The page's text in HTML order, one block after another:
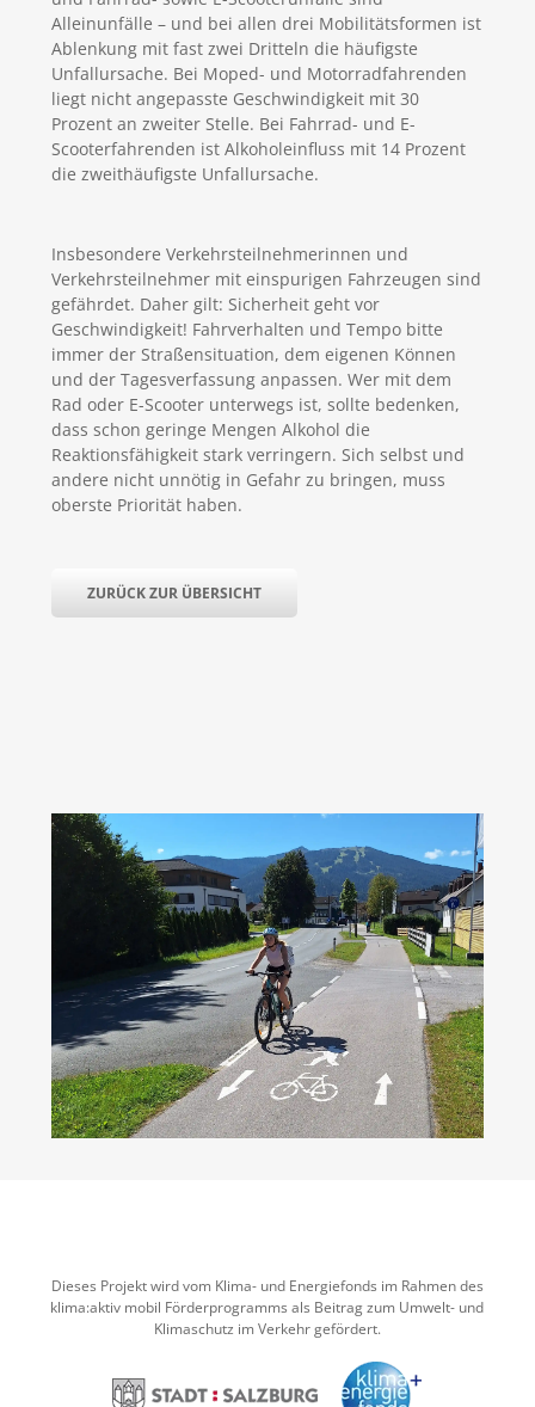
Alleinunfälle – und bei allen drei Mobilitätsformen ist
Ablenkung mit fast zwei Dritteln die häufigste
Unfallursache. Bei Moped- und Motorradfahrenden
liegt nicht angepasste Geschwindigkeit mit 30
Prozent an zweiter Stelle. Bei Fahrrad- und E-
Scooterfahrenden ist Alkoholeinfluss mit 14 Prozent
die zweithäufigste Unfallursache.
Insbesondere Verkehrsteilnehmerinnen und
Verkehrsteilnehmer mit einspurigen Fahrzeugen sind
gefährdet. Daher gilt: Sicherheit geht vor
Geschwindigkeit! Fahrverhalten und Tempo bitte
immer der Straßensituation, dem eigenen Können
und der Tagesverfassung anpassen. Wer mit dem
Rad oder E-Scooter unterwegs ist, sollte bedenken,
dass schon geringe Mengen Alkohol die
Reaktionsfähigkeit stark verringern. Sich selbst und
andere nicht unnötig in Gefahr zu bringen, muss
oberste Priorität haben.
ZURÜCK ZUR ÜBERSICHT
Dieses Projekt wird vom Klima- und Energiefonds im Rahmen des
klima:aktiv mobil Förderprogramms als Beitrag zum Umwelt- und
Klimaschutz im Verkehr gefördert.